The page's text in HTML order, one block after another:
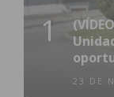
1
23 DE